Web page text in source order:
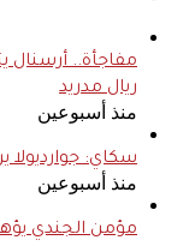
مفاجأة.. أرسنال
ريال مدريد
منذ أسبوعين
سكاي:
منذ أسبوعين